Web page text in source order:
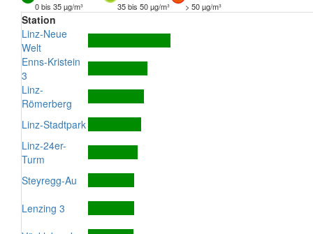
0 bis 35 µg/m³
35 bis 50 µg/m³ > 50 µg/m³
Station
Linz-Neue
Welt
Enns-Kristein
3
Linz-
Römerberg
Linz-Stadtpark
Linz-24er-
Turm
Steyregg-Au
Lenzing 3